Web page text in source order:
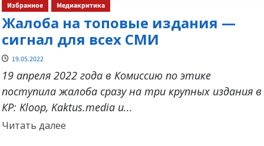
Избранное Медиакритика
Жалоба на топовые издания —
сигнал для всех СМИ
19.05.2022
19 апреля 2022 года в Комиссию по этике
поступила жалоба сразу на три крупных издания в
КР: Kloop, Kaktus.media и...
Читать далееПрочитать